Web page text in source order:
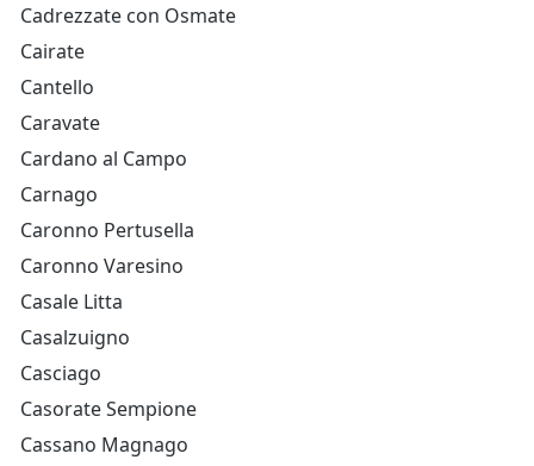
Cadrezzate con Osmate
Cairate
Cantello
Caravate
Cardano al Campo
Carnago
Caronno Pertusella
Caronno Varesino
Casale Litta
Casalzuigno
Casciago
Casorate Sempione
Cassano Magnago